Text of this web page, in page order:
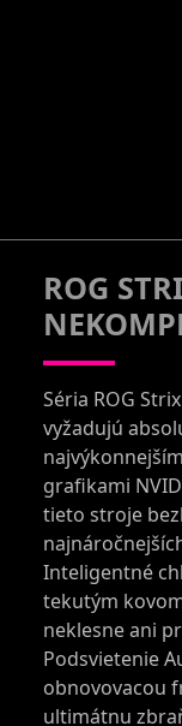
ROG
Séria ROG
vyžadujú
grafikami
tieto stroje
Inteligentné
tekutým
neklesne ani
Podsvietenie
obnovovacou
ultimátnu